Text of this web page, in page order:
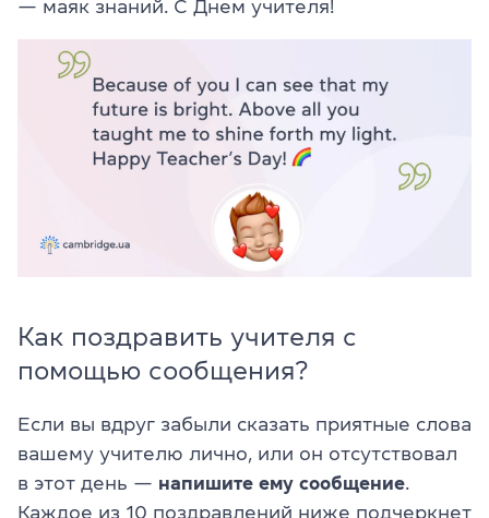
— маяк знаний. С Днем учителя!
Как поздравить учителя с
помощью сообщения?
Если вы вдруг забыли сказать приятные слова
вашему учителю лично, или он отсутствовал
в этот день — напишите ему сообщение.
Каждое из 10 поздравлений ниже подчеркнет